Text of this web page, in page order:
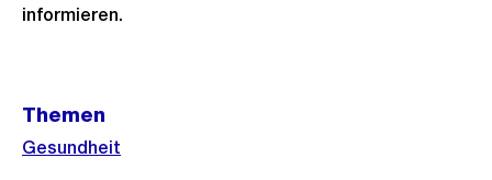
informieren.
Informationen
Themen
Gesundheit